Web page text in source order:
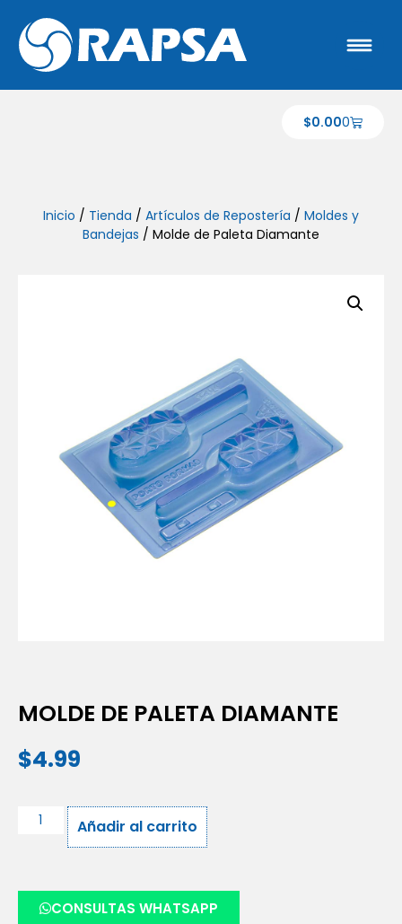
$0.000
Inicio / Tienda / Artículos de Repostería / Moldes y
Bandejas / Molde de Paleta Diamante
MOLDE DE PALETA DIAMANTE
$4.99
Añadir al carrito
CONSULTAS WHATSAPP